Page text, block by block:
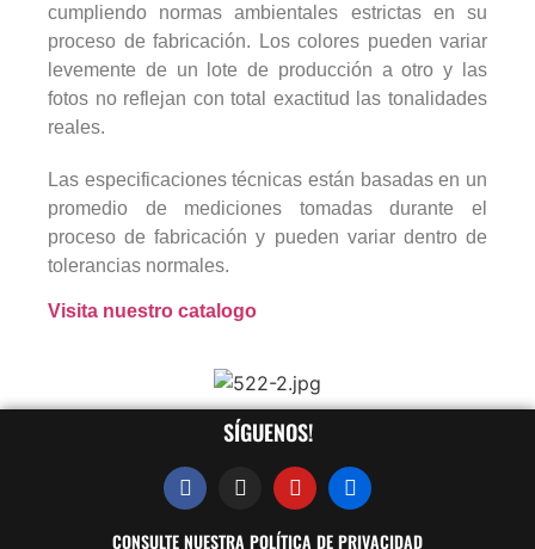
cumpliendo normas ambientales estrictas en su
proceso de fabricación. Los colores pueden variar
levemente de un lote de producción a otro y las
fotos no reflejan con total exactitud las tonalidades
reales.
Las especificaciones técnicas están basadas en un
promedio de mediciones tomadas durante el
proceso de fabricación y pueden variar dentro de
tolerancias normales.
Visita nuestro catalogo
SÍGUENOS!
CONSULTE NUESTRA POLÍTICA DE PRIVACIDAD